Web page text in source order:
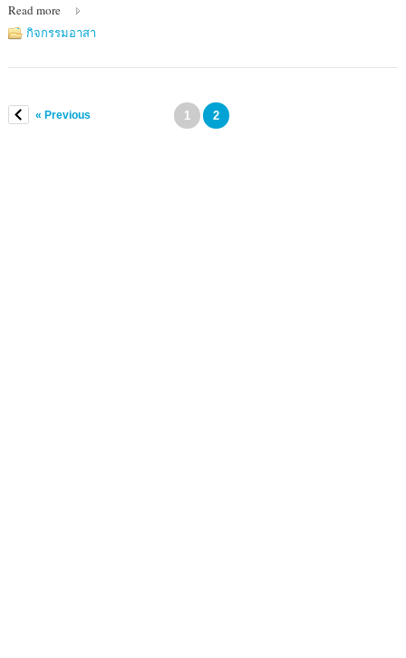
บวร
พุทธาวาส
อ.มหาราช
Read more
กิจกรรมอาสา
« Previous 1 2